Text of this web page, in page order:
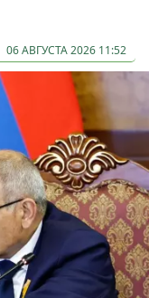
06 АВГУСТА 2026 11:52